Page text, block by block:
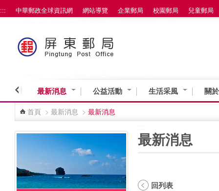
跳到主要內容區塊
::: 中華郵政全球資訊網 網站導覽 企業郵局 校園郵局 兒童郵局
最新消息 公益活動 生活采風 關
首頁 > 最新消息 > 最新消息
最新消息
回列表